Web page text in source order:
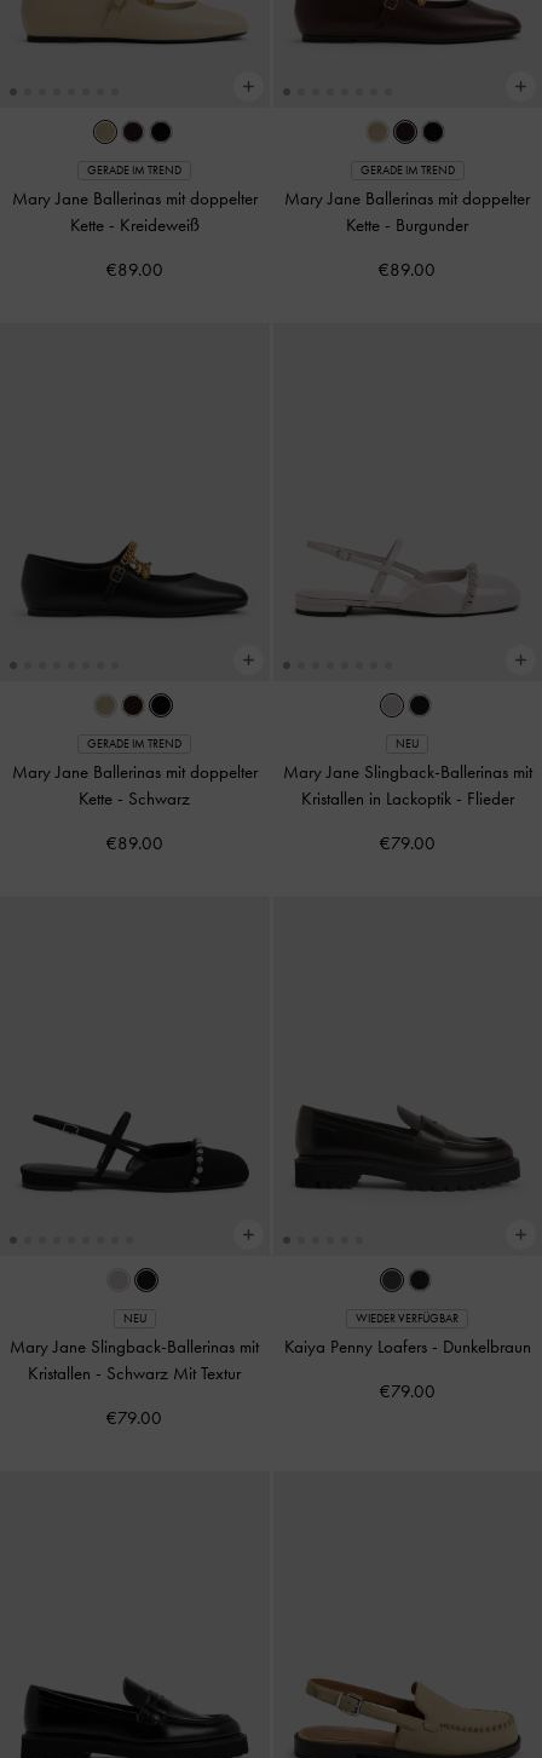
GERADE IM TREND
Mary Jane Ballerinas mit doppelter
Kette - Kreideweiß
€89.00
GERADE IM TREND
Mary Jane Ballerinas mit doppelter
Kette - Burgunder
€89.00
GERADE IM TREND
Mary Jane Ballerinas mit doppelter
Kette - Schwarz
€89.00
NEU
Mary Jane Slingback-Ballerinas mit
Kristallen in Lackoptik - Flieder
€79.00
NEU
Mary Jane Slingback-Ballerinas mit
Kristallen - Schwarz Mit Textur
€79.00
WIEDER VERFÜGBAR
Kaiya Penny Loafers - Dunkelbraun
€79.00